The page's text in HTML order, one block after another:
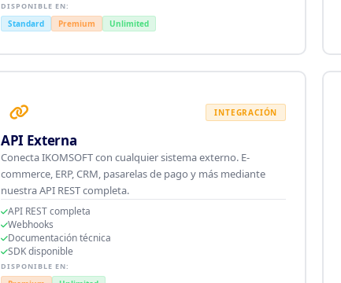
DISPONIBLE EN:
Standard Premium Unlimited
INTEGRACIÓN
API Externa
Conecta IKOMSOFT con cualquier sistema externo. E-
commerce, ERP, CRM, pasarelas de pago y más mediante
nuestra API REST completa.
API REST completa
Webhooks
Documentación técnica
SDK disponible
DISPONIBLE EN: